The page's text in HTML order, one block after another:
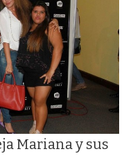
Mariana y sus